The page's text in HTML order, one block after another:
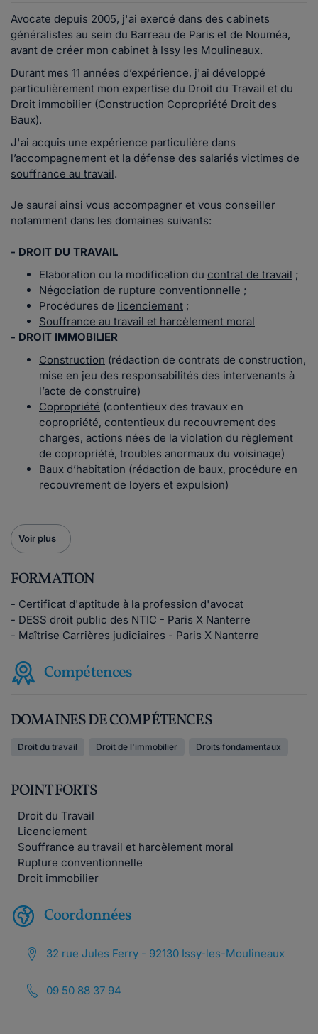
Avocate depuis 2005, j'ai exercé dans des cabinets
généralistes au sein du Barreau de Paris et de Nouméa,
avant de créer mon cabinet à Issy les Moulineaux.
Durant mes 11 années d’expérience, j'ai développé
particulièrement mon expertise du Droit du Travail et du
Droit immobilier (Construction Copropriété Droit des
Baux).
J'ai acquis une expérience particulière dans
l’accompagnement et la défense des salariés victimes de
souffrance au travail.
Je saurai ainsi vous accompagner et vous conseiller
notamment dans les domaines suivants:
- DROIT DU TRAVAIL
Elaboration ou la modification du contrat de travail ;
Négociation de rupture conventionnelle ;
Procédures de licenciement ;
Souffrance au travail et harcèlement moral
- DROIT IMMOBILIER
Construction (rédaction de contrats de construction,
mise en jeu des responsabilités des intervenants à
l’acte de construire)
Copropriété (contentieux des travaux en
copropriété, contentieux du recouvrement des
charges, actions nées de la violation du règlement
de copropriété, troubles anormaux du voisinage)
Baux d’habitation (rédaction de baux, procédure en
recouvrement de loyers et expulsion)
Voir plus
FORMATION
- Certificat d'aptitude à la profession d'avocat
- DESS droit public des NTIC - Paris X Nanterre
- Maîtrise Carrières judiciaires - Paris X Nanterre
Compétences
DOMAINES DE COMPÉTENCES
Droit du travail Droit de l'immobilier Droits fondamentaux
POINT FORTS
Droit du Travail
Licenciement
Souffrance au travail et harcèlement moral
Rupture conventionnelle
Droit immobilier
Coordonnées
32 rue Jules Ferry - 92130 Issy-les-Moulineaux
09 50 88 37 94